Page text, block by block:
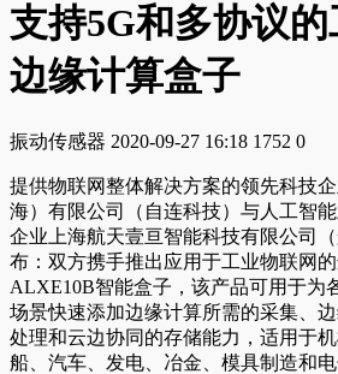
支持5G和多协议
边缘计算盒子
振动传感器 2020-09-27 16:18 1752 0
提供物联网整体解决方案的领先科技
海）有限公司（自连科技）与人工智
企业上海航天壹亘智能科技有限公司
布：双方携手推出应用于工业物联网
ALXE10B智能盒子，该产品可用于为
场景快速添加边缘计算所需的采集、
处理和云边协同的存储能力，适用于
船、汽车、发电、冶金、模具制造和电